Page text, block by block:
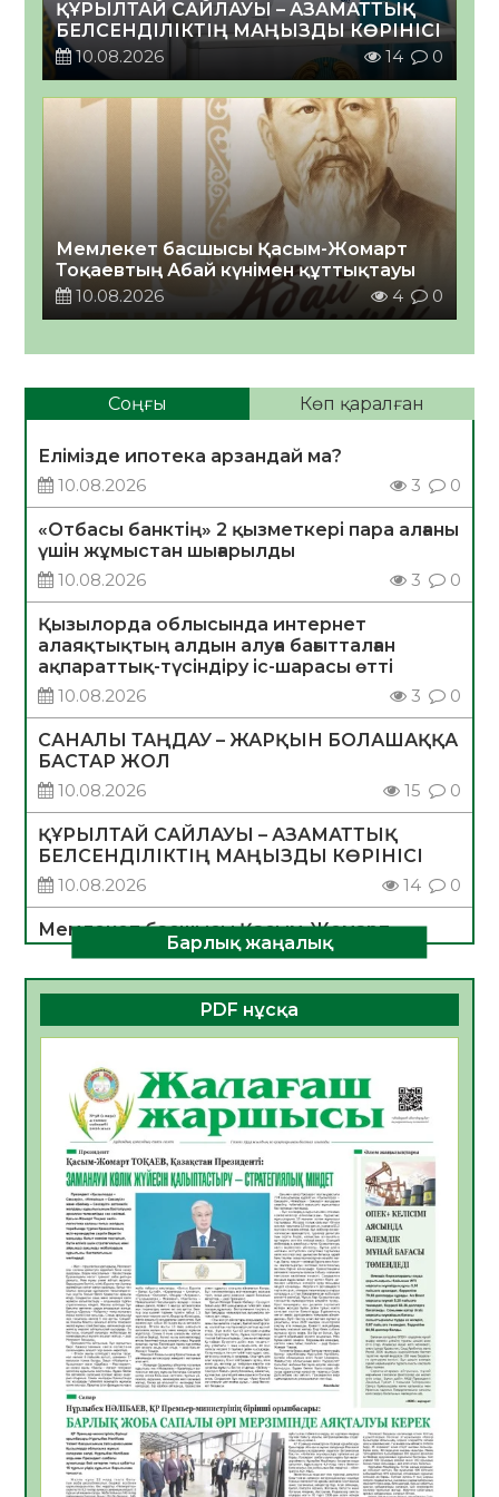
ҚҰРЫЛТАЙ САЙЛАУЫ – АЗАМАТТЫҚ
БЕЛСЕНДІЛІКТІҢ МАҢЫЗДЫ КӨРІНІСІ
10.08.2026
14 0
Мемлекет басшысы Қасым-Жомарт
Тоқаевтың Абай күнімен құттықтауы
10.08.2026
4 0
Соңғы Көп қаралған
Елімізде ипотека арзандай ма?
10.08.2026
3 0
«Отбасы банктің» 2 қызметкері пара алғаны
үшін жұмыстан шығарылды
10.08.2026
3 0
Қызылорда облысында интернет
алаяқтықтың алдын алуға бағытталған
ақпараттық-түсіндіру іс-шарасы өтті
10.08.2026
3 0
САНАЛЫ ТАҢДАУ – ЖАРҚЫН БОЛАШАҚҚА
БАСТАР ЖОЛ
10.08.2026
15 0
ҚҰРЫЛТАЙ САЙЛАУЫ – АЗАМАТТЫҚ
БЕЛСЕНДІЛІКТІҢ МАҢЫЗДЫ КӨРІНІСІ
10.08.2026
14 0
Мемлекет басшысы Қасым-Жомарт
Тоқаевтың Абай күнімен құттықтауы
10.08.2026
4 0
«Жастар және заң мен тәртіп» атты
облыстық жайдарман ойындары өтті
10.08.2026
Өңірде «Кең дала-2» бағдарламасы арқылы
80 шаруашылық қаржыландырылды
09.08.2026
22
Жер ресурстары тиімді игерілуде
09.08.2026
23
Ел игілігі үшін еңбек етіп жүрген
құрылысшыларға құрмет көрсетті
08.08.2026
20
ҚЫЗЫЛОРДАДА «ЖАСЫЛ ЕЛ» ЕҢБЕК
ЖАСАҚТАРЫНЫҢ ҚАТЫСУЫМЕН
ЭКОЛОГИЯЛЫҚ СЕНБІЛІК ӨТТІ
08.08.2026
19
Барлық жаңалық
PDF нұсқа